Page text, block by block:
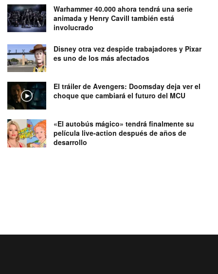
Warhammer 40.000 ahora tendrá una serie
animada y Henry Cavill también está
involucrado
Disney otra vez despide trabajadores y Pixar
es uno de los más afectados
El tráiler de Avengers: Doomsday deja ver el
choque que cambiará el futuro del MCU
«El autobús mágico» tendrá finalmente su
película live-action después de años de
desarrollo